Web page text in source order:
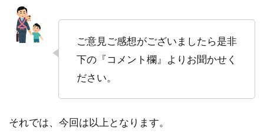
ご意見ご感想がございましたら是非
下の『コメント欄』よりお聞かせく
ださい。
それでは、今回は以上となります。